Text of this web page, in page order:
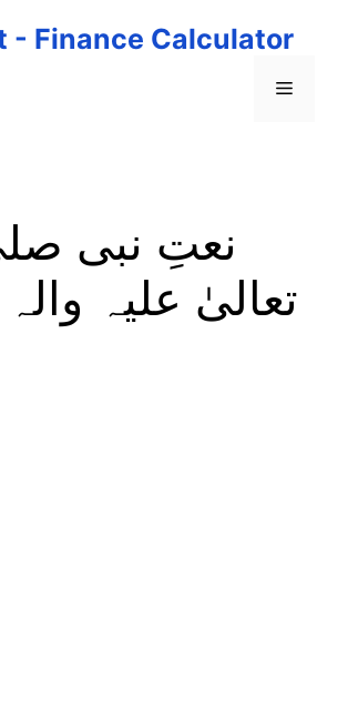
- Finance Calculator
Menu
نعتِ نبی
تعالیٰ علیہ